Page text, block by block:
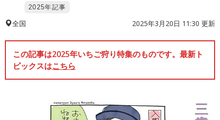
2025年記事
全国 2025年3月20日 11:30 更新
この記事は2025年いちご狩り特集のものです。最新ト
ピックスはこちら